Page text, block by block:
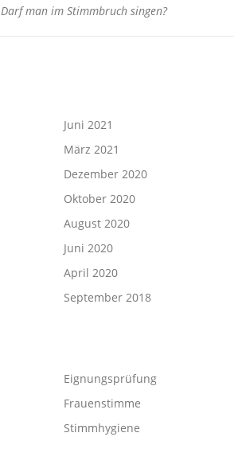
Darf man im Stimmbruch singen?
Juni 2021
März 2021
Dezember 2020
Oktober 2020
August 2020
Juni 2020
April 2020
September 2018
Eignungsprüfung
Frauenstimme
Stimmhygiene